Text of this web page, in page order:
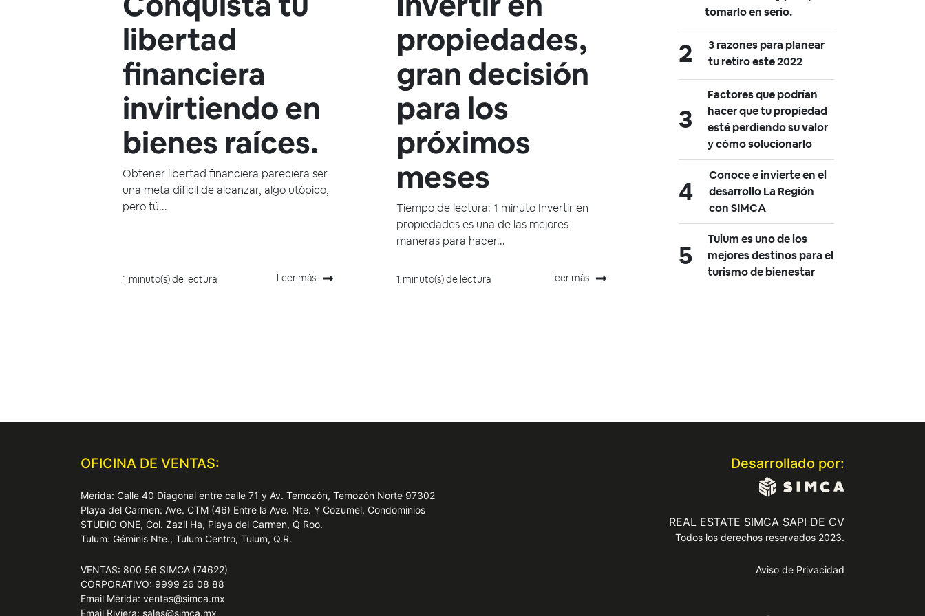
libertad
financiera
invirtiendo en
bienes raíces.
Obtener libertad financiera pareciera ser
una meta difícil de alcanzar, algo utópico,
pero tú...
1 minuto(s) de lectura Leer más
propiedades,
gran decisión
para los
próximos
meses
Tiempo de lectura: 1 minuto Invertir en
propiedades es una de las mejores
maneras para hacer...
1 minuto(s) de lectura Leer más
tomarlo en serio.
3 razones para planear
tu retiro este 2022
Factores que podrían
hacer que tu propiedad
esté perdiendo su valor
y cómo solucionarlo
Conoce e invierte en el
desarrollo La Región
con SIMCA
Tulum es uno de los
mejores destinos para el
turismo de bienestar
OFICINA DE VENTAS:
Mérida: Calle 40 Diagonal entre calle 71 y Av. Temozón, Temozón Norte 97302
Playa del Carmen: Ave. CTM (46) Entre la Ave. Nte. Y Cozumel, Condominios
STUDIO ONE, Col. Zazil Ha, Playa del Carmen, Q Roo.
Tulum: Géminis Nte., Tulum Centro, Tulum, Q.R.
VENTAS: 800 56 SIMCA (74622)
CORPORATIVO: 9999 26 08 88
Email Mérida: ventas@simca.mx
Email Riviera: sales@simca.mx
Desarrollado por:
REAL ESTATE SIMCA SAPI DE CV
Todos los derechos reservados 2023.
Aviso de Privacidad